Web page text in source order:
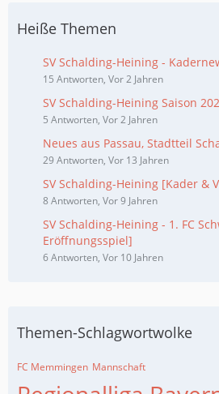
Heiße Themen
SV Schalding-Heining -
15 Antworten, Vor 2 Jahren
SV Schalding-Heining Saison
5 Antworten, Vor 2 Jahren
Neues aus Passau, Stadtteil
29 Antworten, Vor 13 Jahren
SV Schalding-Heining [Kader &
8 Antworten, Vor 9 Jahren
SV Schalding-Heining - 1. FC
Eröffnungsspiel]
6 Antworten, Vor 10 Jahren
Themen-Schlagwortwolke
FC Memmingen Mannschaft